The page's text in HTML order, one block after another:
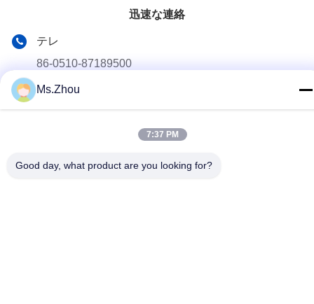
迅速な連絡
テレ
86-0510-87189500
メール
yxhjc@yxhjc.com
Ms.Zhou
7:37 PM
Good day, what product are you looking for?